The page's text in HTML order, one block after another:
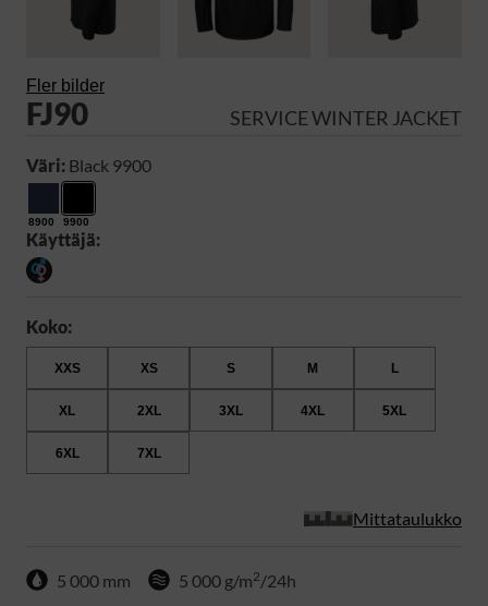
Fler bilder
FJ90 SERVICE WINTER JACKET
Väri: Black 9900
8900 9900
Käyttäjä:
Koko:
XXS XS S M L
XL 2XL 3XL 4XL 5XL
6XL 7XL
Mittataulukko
5 000 mm 5 000 g/m2/24h